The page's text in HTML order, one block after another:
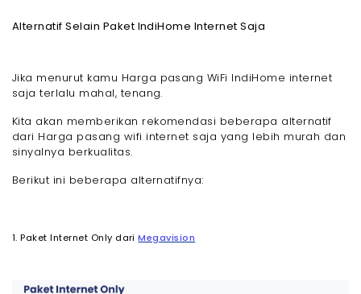
Alternatif Selain Paket IndiHome Internet Saja
Jika menurut kamu Harga pasang WiFi IndiHome internet
saja terlalu mahal, tenang.
Kita akan memberikan rekomendasi beberapa alternatif
dari Harga pasang wifi internet saja yang lebih murah dan
sinyalnya berkualitas.
Berikut ini beberapa alternatifnya:
1. Paket Internet Only dariMegavision